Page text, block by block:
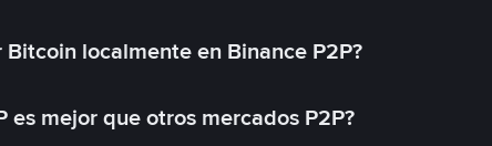
localmente en Binance P2P?
es mejor que otros mercados P2P?